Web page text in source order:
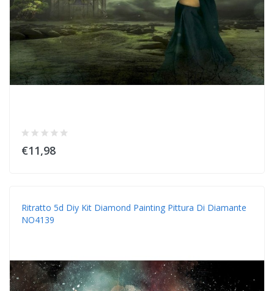
€11,98
Ritratto 5d Diy Kit Diamond Painting Pittura Di Diamante
NO4139